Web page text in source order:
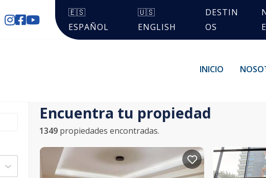
🇪🇸
ESPAÑOL
🇺🇸
ENGLISH
DESTIN
OS
INICIO
Encuentra tu propiedad
1349 propiedades encontradas.